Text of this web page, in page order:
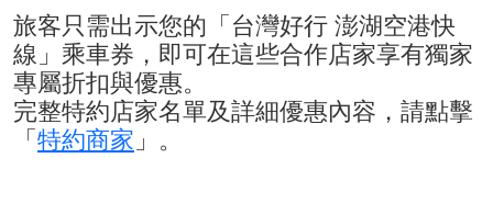
旅客只需出示您的「台灣好行 澎湖空港快
線」乘車券，即可在這些合作店家享有獨家
專屬折扣與優惠。
完整特約店家名單及詳細優惠內容，請點擊
「特約商家 」。